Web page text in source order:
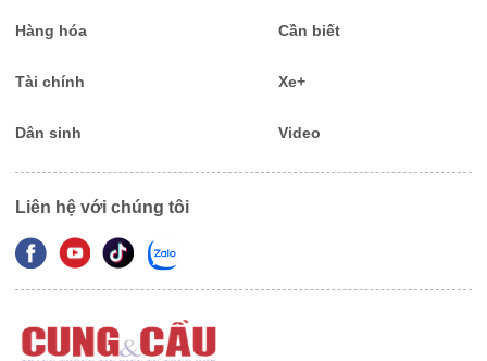
Hàng hóa Cần biết
Tài chính Xe+
Dân sinh Video
Liên hệ với chúng tôi